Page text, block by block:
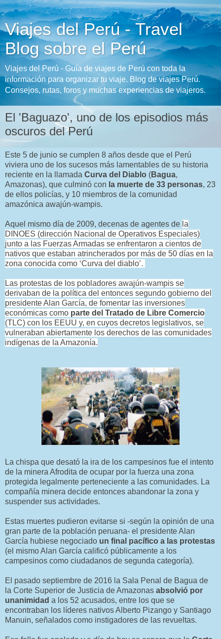
Viajes del Perú - Travel
Blog sobre el Perú
Viajes del Perú - Guía de viajes de Perú con toda la
información para organizar tu viaje. Blog de viajes Perú.
Consejos, rutas, foros y muchas experiencias de viajeros.
El 'Baguazo', uno de los episodios más
oscuros del Perú
Este 5 de junio se cumplen 8 años desde que el Perú
viviera uno de los sucesos más lamentables de su historia
reciente en la llamada Curva del Diablo (Bagua,
Amazonas), que culminó con la muerte de 33 personas, 23
de ellos policías, y 10 miembros de la comunidad
amazónica awajún-wampis.
Aquel mismo día de 2009, decenas de agentes de la
DINOES (dirección Nacional de Operativos Especiales)
junto a las Fuerzas Armadas se enfrentaron a cientos de
nativos que estaban atrincherados por más de 50 días en la
zona conocida como ‘Curva del diablo’.
Las protestas de los pobladores awajún-wampis se
derivaban de la política del entonces segundo gobierno del
presidente Alan García, de fomentar las inversiones
económicas como parte del Tratado de Libre Comercio
(TLC) con los EEUU y, en cuyos decretos legislativos, se
vulneraban abiertamente los derechos de las comunidades
indígenas de la Amazonía.
La chispa que desató la ira de los campesinos fue el intento
de la minera Afrodita de ocupar por la fuerza una zona
protegida legalmente perteneciente a las comunidades. La
compañía minera decide entonces abandonar la zona y
suspender sus actividades.
Estas muertes pudieron evitarse si -según la opinión de una
gran parte de la población peruana- el presidente Alan
García hubiese negociado un final pacífico a las protestas
(el mismo Alan García calificó públicamente a los
campesinos como ciudadanos de segunda categoría).
El pasado septiembre de 2016 la Sala Penal de Bagua de
la Corte Superior de Justicia de Amazonas absolvió por
unanimidad a los 52 acusados, entre los que se
encontraban los líderes nativos Alberto Pizango y Santiago
Manuin, señalados como instigadores de las revueltas.